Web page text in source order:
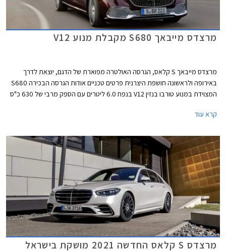
מרצדס מייבאך S680 מקבלת מנוע V12
מרצדס מייבאך S קלאס, הגרסה האולטרה מפוארת של הדגם, יוצאת לדרך
באירופה ולראשונה חושפת היצרנית פרטים טכניים אודות הגרסה הבכירה S680
המצוידת במנוע טורבו בנזין V12 בנפח 6.0 ליטרים עם הספק מרבי של 630 כ"ס
קרא עוד
מרצדס S קלאס החדשה 2021 מושקת בישראל